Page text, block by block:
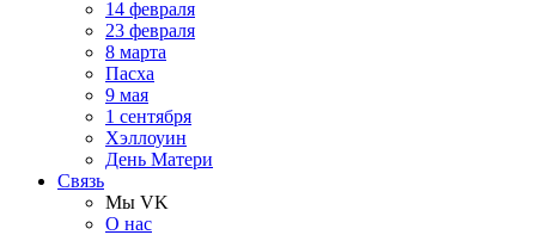
14 февраля
23 февраля
8 марта
Пасха
9 мая
1 сентября
Хэллоуин
День Матери
Связь
Мы VK
О нас